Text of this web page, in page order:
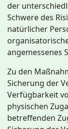
der
Schwere des
natürlicher
angemessenes
Zu den
Sicherung der
Verfügbarkeit
physischen
betreffenden